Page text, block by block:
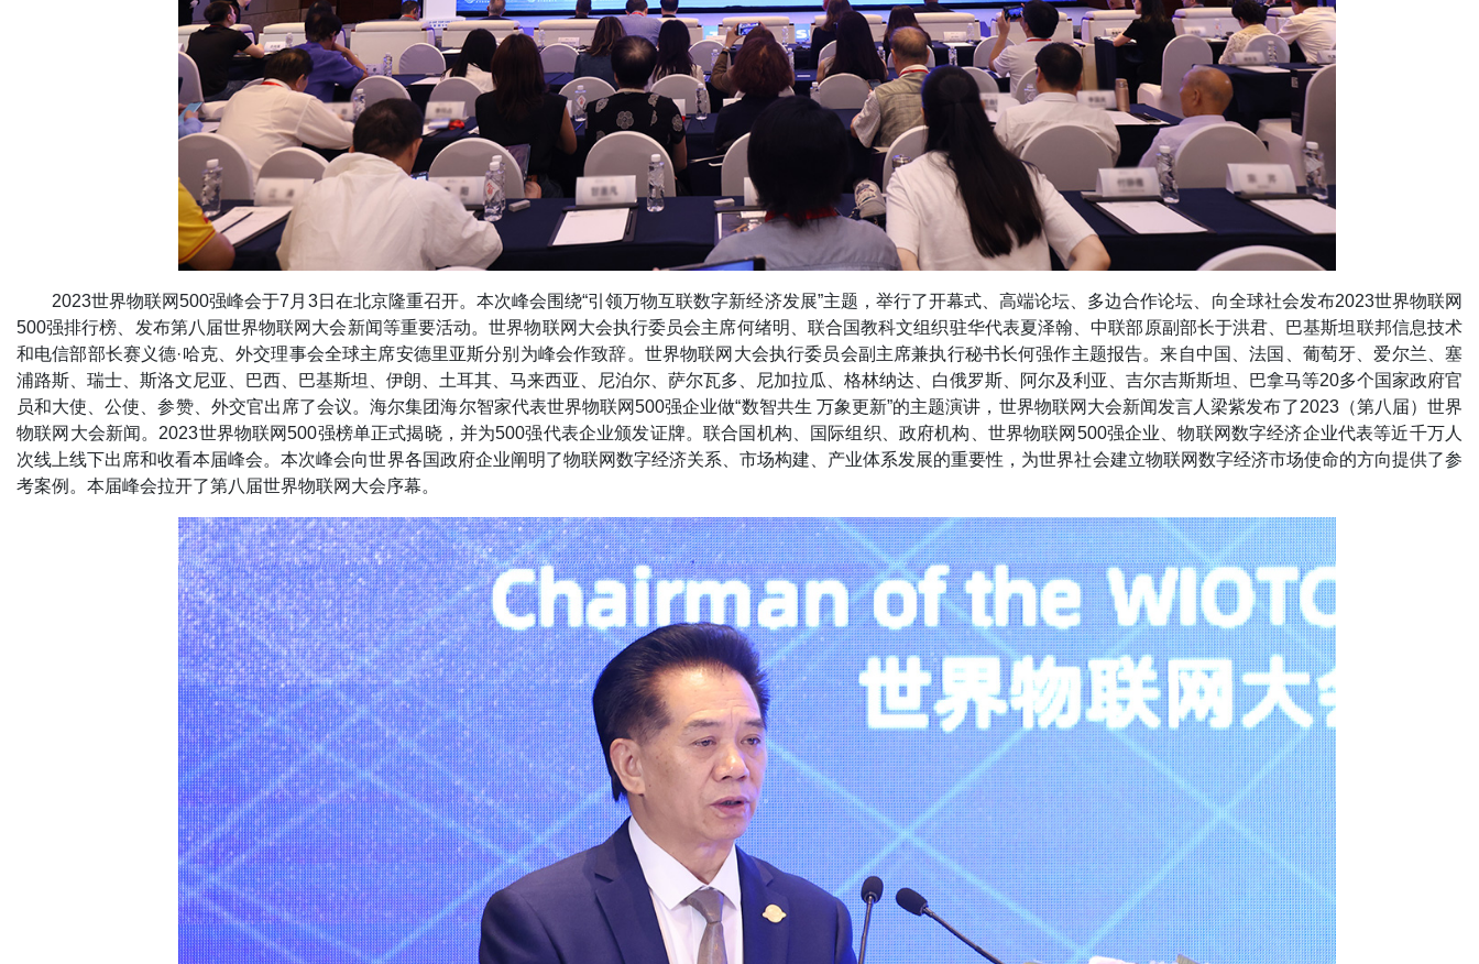
2023世界物联网500强峰会于7月3日在北京隆重召开。本次峰会围绕“引领万物互联数字新经济发展”主题，举行了开幕式、高端论坛、多边合作论坛、向全球社会发布2023世界物联网
500强排行榜、发布第八届世界物联网大会新闻等重要活动。世界物联网大会执行委员会主席何绪明、联合国教科文组织驻华代表夏泽翰、中联部原副部长于洪君、巴基斯坦联邦信息技术
和电信部部长赛义德·哈克、外交理事会全球主席安德里亚斯分别为峰会作致辞。世界物联网大会执行委员会副主席兼执行秘书长何强作主题报告。来自中国、法国、葡萄牙、爱尔兰、塞
浦路斯、瑞士、斯洛文尼亚、巴西、巴基斯坦、伊朗、土耳其、马来西亚、尼泊尔、萨尔瓦多、尼加拉瓜、格林纳达、白俄罗斯、阿尔及利亚、吉尔吉斯斯坦、巴拿马等20多个国家政府官
员和大使、公使、参赞、外交官出席了会议。海尔集团海尔智家代表世界物联网500强企业做“数智共生 万象更新”的主题演讲，世界物联网大会新闻发言人梁紫发布了2023（第八届）世界
物联网大会新闻。2023世界物联网500强榜单正式揭晓，并为500强代表企业颁发证牌。联合国机构、国际组织、政府机构、世界物联网500强企业、物联网数字经济企业代表等近千万人
次线上线下出席和收看本届峰会。本次峰会向世界各国政府企业阐明了物联网数字经济关系、市场构建、产业体系发展的重要性，为世界社会建立物联网数字经济市场使命的方向提供了参
考案例。本届峰会拉开了第八届世界物联网大会序幕。